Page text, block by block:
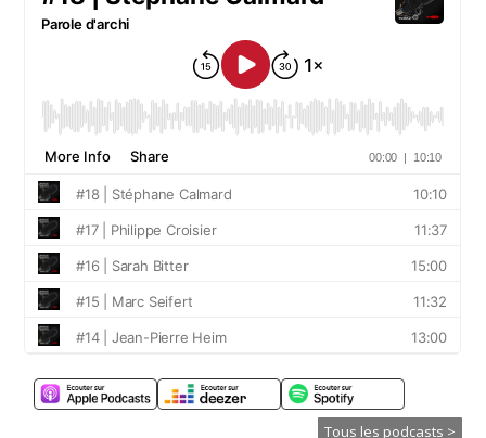
Tous les podcasts >